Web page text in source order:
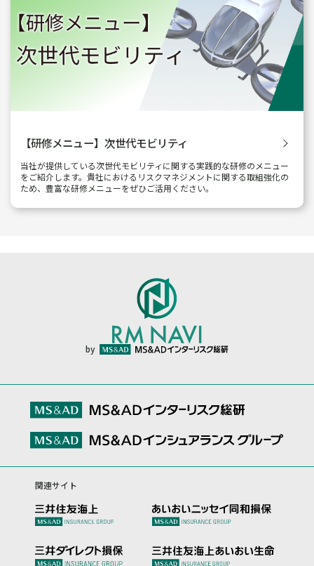
【研修メニュー】次世代モビリティ
当社が提供している次世代モビリティに関する実践的な研修のメニュー
をご紹介します。貴社におけるリスクマネジメントに関する取組強化の
ため、豊富な研修メニューをぜひご活用ください。
by
関連サイト